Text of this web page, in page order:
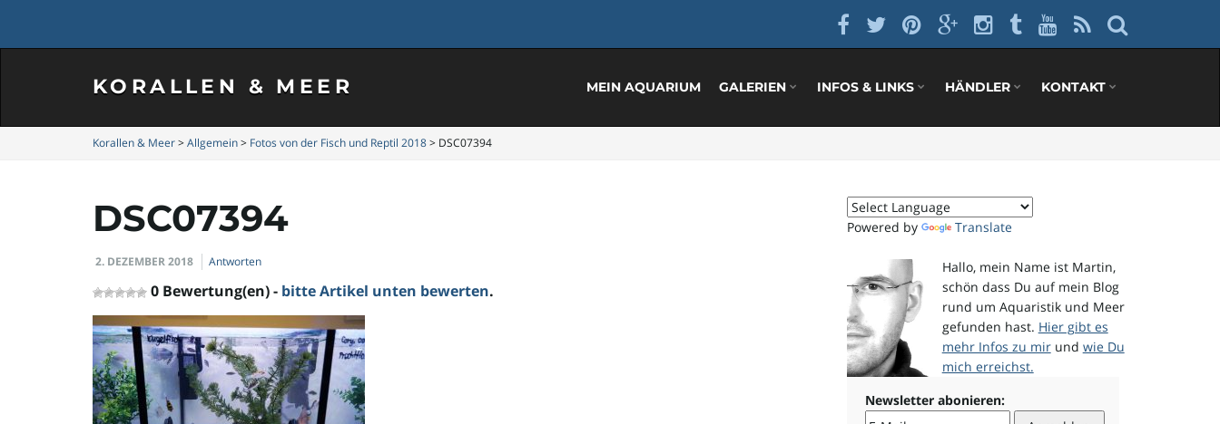
KORALLEN & MEER MEIN AQUARIUM GALERIEN INFOS & LINKS HÄNDLER KONTAKT
Korallen & Meer>Allgemein> Fotos von der Fisch und Reptil 2018> DSC07394
DSC07394
2. DEZEMBER 2018 Antworten
0 Bewertung(en) - bitte Artikel unten bewerten.
Powered by Translate
Hallo, mein Name ist Martin,
schön dass Du auf mein Blog
rund um Aquaristik und Meer
gefunden hast. Hier gibt es
mehr Infos zu mirund wie Du
mich erreichst.
Newsletter abonieren: